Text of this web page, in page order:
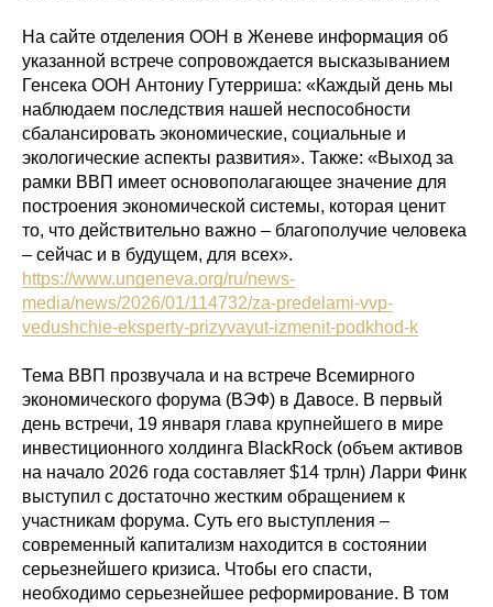
На сайте отделения ООН в Женеве информация об
указанной встрече сопровождается высказыванием
Генсека ООН Антониу Гутерриша: «Каждый день мы
наблюдаем последствия нашей неспособности
сбалансировать экономические, социальные и
экологические аспекты развития». Также: «Выход за
рамки ВВП имеет основополагающее значение для
построения экономической системы, которая ценит
то, что действительно важно – благополучие человека
– сейчас и в будущем, для всех».
https://www.ungeneva.org/ru/news-
media/news/2026/01/114732/za-predelami-vvp-
vedushchie-eksperty-prizyvayut-izmenit-podkhod-k
Тема ВВП прозвучала и на встрече Всемирного
экономического форума (ВЭФ) в Давосе. В первый
день встречи, 19 января глава крупнейшего в мире
инвестиционного холдинга BlackRock (объем активов
на начало 2026 года составляет $14 трлн) Ларри Финк
выступил с достаточно жестким обращением к
участникам форума. Суть его выступления –
современный капитализм находится в состоянии
серьезнейшего кризиса. Чтобы его спасти,
необходимо серьезнейшее реформирование. В том